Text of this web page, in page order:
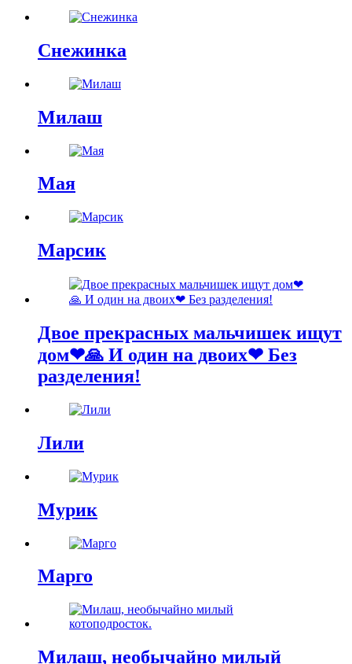
Снежинка
Милаш
Мая
Марсик
Двое прекрасных мальчишек ищут
дом❤🙏 И один на двоих❤ Без
разделения!
Лили
Мурик
Марго
Милаш, необычайно милый